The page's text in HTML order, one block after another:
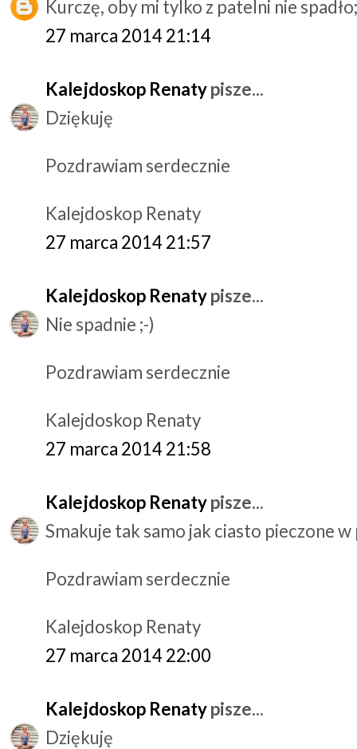
Kurczę, oby mi tylko z patelni nie
27 marca 2014 21:14
Kalejdoskop Renatypisze...
Dziękuję
Pozdrawiam serdecznie
Kalejdoskop Renaty
27 marca 2014 21:57
Kalejdoskop Renatypisze...
Nie spadnie ;-)
Pozdrawiam serdecznie
Kalejdoskop Renaty
27 marca 2014 21:58
Kalejdoskop Renatypisze...
Smakuje tak samo jak ciasto pieczone
Pozdrawiam serdecznie
Kalejdoskop Renaty
27 marca 2014 22:00
Kalejdoskop Renatypisze...
Dziękuję